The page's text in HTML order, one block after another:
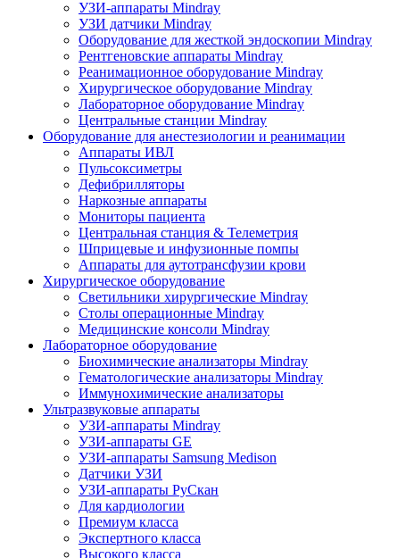
УЗИ-аппараты Mindray
УЗИ датчики Mindray
Оборудование для жесткой эндоскопии Mindray
Рентгеновские аппараты Mindray
Реанимационное оборудование Mindray
Хирургическое оборудование Mindray
Лабораторное оборудование Mindray
Центральные станции Mindray
Оборудование для анестезиологии и реанимации
Аппараты ИВЛ
Пульсоксиметры
Дефибрилляторы
Наркозные аппараты
Мониторы пациента
Центральная станция & Телеметрия
Шприцевые и инфузионные помпы
Аппараты для аутотрансфузии крови
Хирургическое оборудование
Светильники хирургические Mindray
Столы операционные Mindray
Медицинские консоли Mindray
Лабораторное оборудование
Биохимические анализаторы Mindray
Гематологические анализаторы Mindray
Иммунохимические анализаторы
Ультразвуковые аппараты
УЗИ-аппараты Mindray
УЗИ-аппараты GE
УЗИ-аппараты Samsung Medison
Датчики УЗИ
УЗИ-аппараты РуСкан
Для кардиологии
Премиум класса
Экспертного класса
Высокого класса